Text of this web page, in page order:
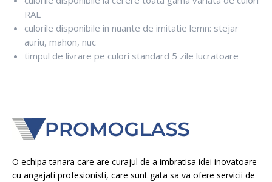
RAL
culorile disponibile in nuante de imitatie lemn: stejar
auriu, mahon, nuc
timpul de livrare pe culori standard 5 zile lucratoare
O echipa tanara care are curajul de a imbratisa idei inovatoare
cu angajati profesionisti, care sunt gata sa va ofere servicii de